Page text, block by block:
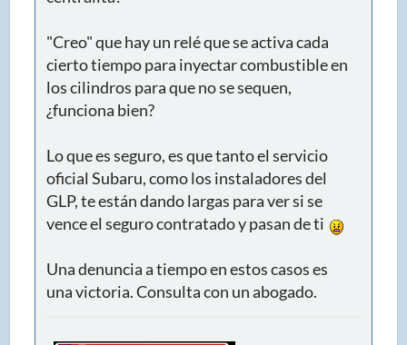
"Creo" que hay un relé que se activa cada
cierto tiempo para inyectar combustible en
los cilindros para que no se sequen,
¿funciona bien?
Lo que es seguro, es que tanto el servicio
oficial Subaru, como los instaladores del
GLP, te están dando largas para ver si se
vence el seguro contratado y pasan de ti
Una denuncia a tiempo en estos casos es
una victoria. Consulta con un abogado.